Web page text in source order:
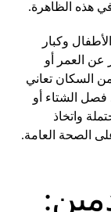
وكبار
العمر أو
السكان تعاني
الشتاء أو
واتخاذ
الصحة العامة.